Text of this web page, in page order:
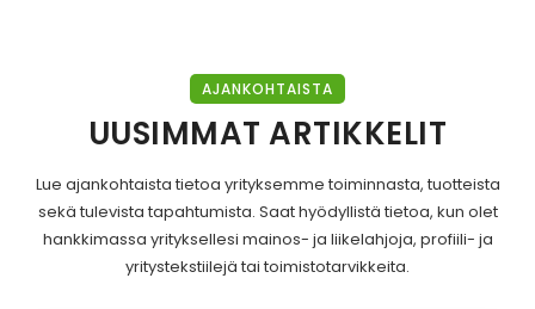
AJANKOHTAISTA
UUSIMMAT ARTIKKELIT
Lue ajankohtaista tietoa yrityksemme toiminnasta, tuotteista
sekä tulevista tapahtumista. Saat hyödyllistä tietoa, kun olet
hankkimassa yrityksellesi mainos- ja liikelahjoja, profiili- ja
yritystekstiilejä tai toimistotarvikkeita.